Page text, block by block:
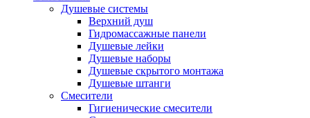
Душевые системы
Верхний душ
Гидромассажные панели
Душевые лейки
Душевые наборы
Душевые скрытого монтажа
Душевые штанги
Смесители
Гигиенические смесители